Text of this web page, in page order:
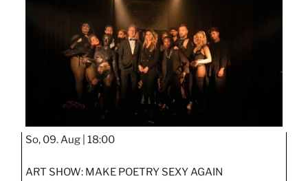
So, 09. Aug | 18:00
ART SHOW: MAKE POETRY SEXY AGAIN